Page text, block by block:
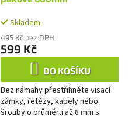
Skladem
495 Kč bez DPH
599 Kč
DO KOŠÍKU
Bez námahy přestřihněte visací
zámky, řetězy, kabely nebo
šrouby o průměru až 8 mm s